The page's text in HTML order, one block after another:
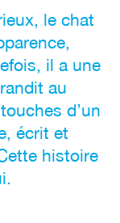
le chat
il a une
au
d’un
écrit et
histoire